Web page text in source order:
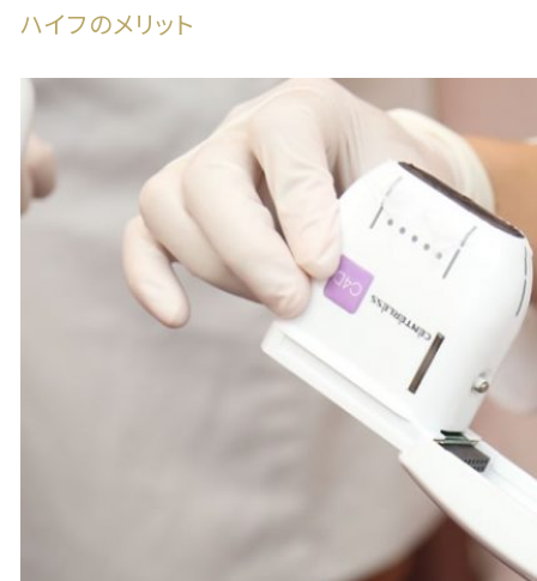
ハイフのメリット